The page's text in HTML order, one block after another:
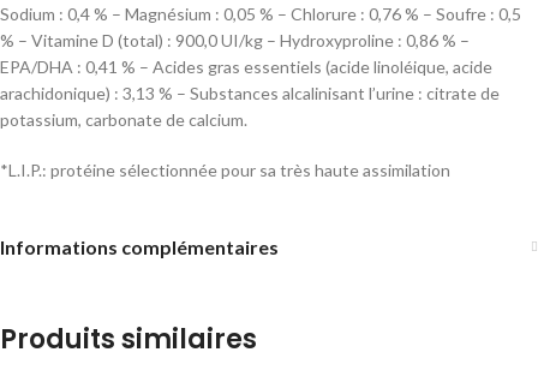
Sodium : 0,4 % – Magnésium : 0,05 % – Chlorure : 0,76 % – Soufre : 0,5
% – Vitamine D (total) : 900,0 UI/kg – Hydroxyproline : 0,86 % –
EPA/DHA : 0,41 % – Acides gras essentiels (acide linoléique, acide
arachidonique) : 3,13 % – Substances alcalinisant l’urine : citrate de
potassium, carbonate de calcium.
*L.I.P.: protéine sélectionnée pour sa très haute assimilation
Informations complémentaires
Produits similaires